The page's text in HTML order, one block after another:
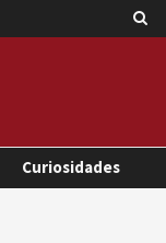
Curiosidades